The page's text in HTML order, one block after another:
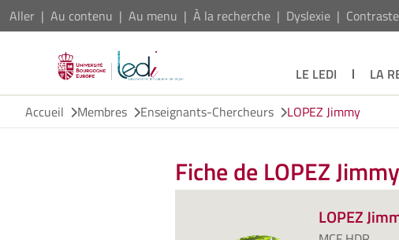
Aller Au contenu Au menu À la recherche Dyslexie Contraste
LE LEDI LA
Accueil
Membres Enseignants-Chercheurs LOPEZ Jimmy
Fiche de LOPEZ Jimmy
LOPEZ